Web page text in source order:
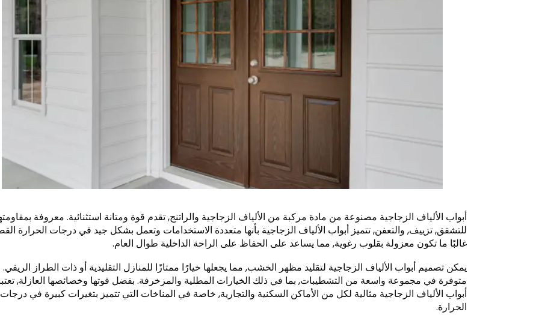
أبواب الألياف الزجاجية مصنوعة من مادة مركبة من الألياف الزجاجية والراتنج, تقدم قوة ومتانة استثنائية. معروفة
للتشقق, تزييف, والتعفن, تتميز أبواب الألياف الزجاجية بأنها متعددة الاستخدامات وتعمل بشكل جيد في درجات الحرارة
غالبًا ما تكون معزولة بقلوب رغوية, مما يساعد على الحفاظ على الراحة الداخلية طوال العام.
يمكن تصميم أبواب الألياف الزجاجية لتقليد مظهر الخشب, مما يجعلها خيارًا ممتازًا للمنازل التقليدية أو ذات الطراز
متوفرة في مجموعة واسعة من التشطيبات, بما في ذلك الخيارات المطلية والمزخرفة. بفضل قوتها وخصائصها العازلة,
أبواب الألياف الزجاجية مثالية لكل من الأماكن السكنية والتجارية, خاصة في المناخات التي تتميز بتغيرات كبيرة في درجات
الحرارة.